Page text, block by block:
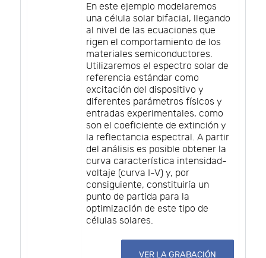
En este ejemplo modelaremos
una célula solar bifacial, llegando
al nivel de las ecuaciones que
rigen el comportamiento de los
materiales semiconductores.
Utilizaremos el espectro solar de
referencia estándar como
excitación del dispositivo y
diferentes parámetros físicos y
entradas experimentales, como
son el coeficiente de extinción y
la reflectancia espectral. A partir
del análisis es posible obtener la
curva característica intensidad-
voltaje (curva I-V) y, por
consiguiente, constituiría un
punto de partida para la
optimización de este tipo de
células solares.
VER LA GRABACIÓN